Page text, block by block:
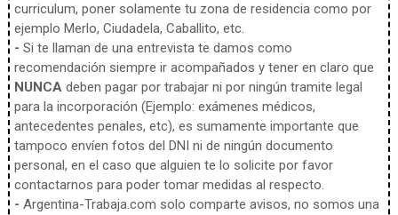
curriculum, poner solamente tu zona de residencia como por
ejemplo Merlo, Ciudadela, Caballito, etc.
- Si te llaman de una entrevista te damos como
recomendación siempre ir acompañados y tener en claro que
NUNCAdeben pagar por trabajar ni por ningún tramite legal
para la incorporación (Ejemplo: exámenes médicos,
antecedentes penales, etc), es sumamente importante que
tampoco envíen fotos del DNI ni de ningún documento
personal, en el caso que alguien te lo solicite por favor
contactarnos para poder tomar medidas al respecto.
- Argentina-Trabaja.com solo comparte avisos, no somos una